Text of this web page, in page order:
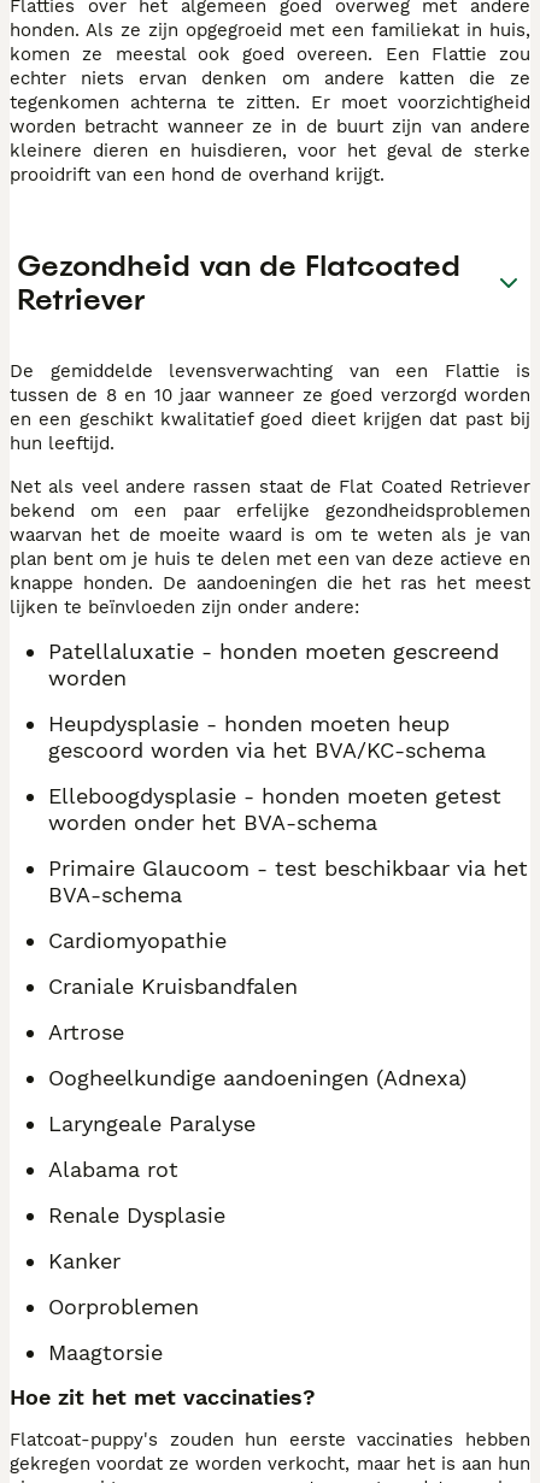
Flatties over het algemeen goed overweg met andere
honden. Als ze zijn opgegroeid met een familiekat in huis,
komen ze meestal ook goed overeen. Een Flattie zou
echter niets ervan denken om andere katten die ze
tegenkomen achterna te zitten. Er moet voorzichtigheid
worden betracht wanneer ze in de buurt zijn van andere
kleinere dieren en huisdieren, voor het geval de sterke
prooidrift van een hond de overhand krijgt.
Gezondheid van de Flatcoated
Retriever
De gemiddelde levensverwachting van een Flattie is
tussen de 8 en 10 jaar wanneer ze goed verzorgd worden
en een geschikt kwalitatief goed dieet krijgen dat past bij
hun leeftijd.
Net als veel andere rassen staat de Flat Coated Retriever
bekend om een paar erfelijke gezondheidsproblemen
waarvan het de moeite waard is om te weten als je van
plan bent om je huis te delen met een van deze actieve en
knappe honden. De aandoeningen die het ras het meest
lijken te beïnvloeden zijn onder andere:
Patellaluxatie - honden moeten gescreend
worden
Heupdysplasie - honden moeten heup
gescoord worden via het BVA/KC-schema
Elleboogdysplasie - honden moeten getest
worden onder het BVA-schema
Primaire Glaucoom - test beschikbaar via het
BVA-schema
Cardiomyopathie
Craniale Kruisbandfalen
Artrose
Oogheelkundige aandoeningen (Adnexa)
Laryngeale Paralyse
Alabama rot
Renale Dysplasie
Kanker
Oorproblemen
Maagtorsie
Hoe zit het met vaccinaties?
Flatcoat-puppy's zouden hun eerste vaccinaties hebben
gekregen voordat ze worden verkocht, maar het is aan hun